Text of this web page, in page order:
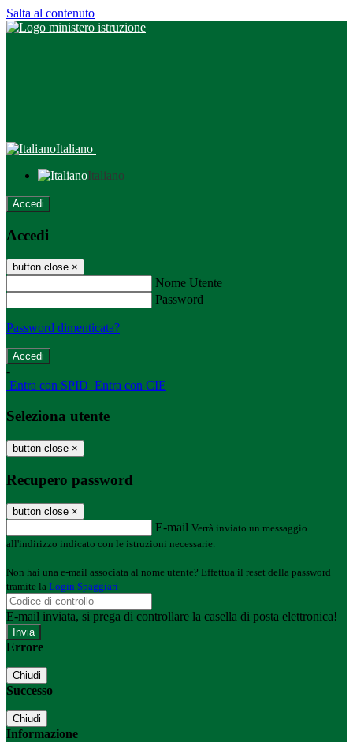
Salta al contenuto
Italiano
Italiano
Accedi
Accedi
button close ×
Nome Utente
Password
Password dimenticata?
-
Entra con SPID Entra con CIE
Seleziona utente
button close ×
Recupero password
button close ×
E-mail Verrà inviato un messaggio
all'indirizzo indicato con le istruzioni necessarie.
Non hai una e-mail associata al nome utente? Effettua il reset della password
tramite la Login Spaggiari
E-mail inviata, si prega di controllare la casella di posta elettronica!
Errore
Chiudi
Successo
Chiudi
Informazione